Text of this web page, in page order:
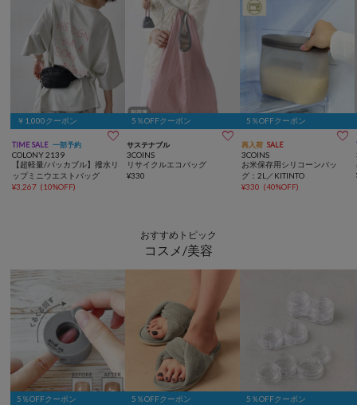
￥1,000クーポン
TIME SALE 一部予約 
COLONY 2139
【超軽量/パッカブル】撥水リ
ップミニウエストバッグ
¥3,267 (10%OFF)
5％OFFクーポン
サステナブル 
3COINS
リサイクルエコバッグ
¥330
5％OFFクーポン
再入荷 SALE 
3COINS
お米保存用シリコーンバッ
グ：2L／KITINTO
¥330 (40%OFF)
おすすめトピック
コスメ/美容
5％OFFクーポン 5％OFFクーポン 5％OFFクーポン